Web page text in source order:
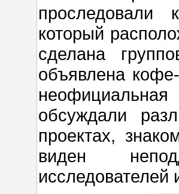
проследовали
который
сделана
объявлена
обсуждали
проектах,
виден
исследователей